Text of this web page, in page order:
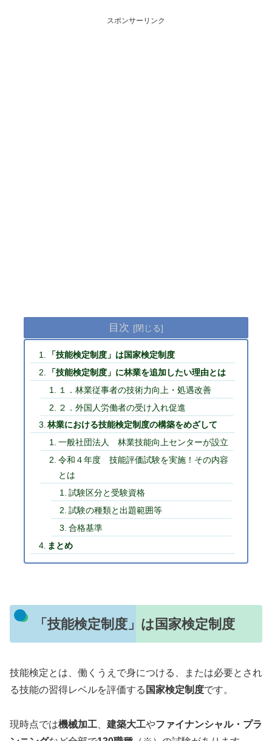
スポンサーリンク
目次
「技能検定制度」は国家検定制度
「技能検定制度」に林業を追加したい理由とは
１．林業従事者の技術力向上・処遇改善
２．外国人労働者の受け入れ促進
林業における技能検定制度の構築をめざして
一般社団法人 林業技能向上センターが設立
令和４年度 技能評価試験を実施！その内容
とは
試験区分と受験資格
試験の種類と出題範囲等
合格基準
まとめ
「技能検定制度」は国家検定制度
技能検定とは、働くうえで身につける、または必要とされ
る技能の習得レベルを評価する 国家検定制度です。
現時点では機械加工 建築大工やファイナンシャル・プラ